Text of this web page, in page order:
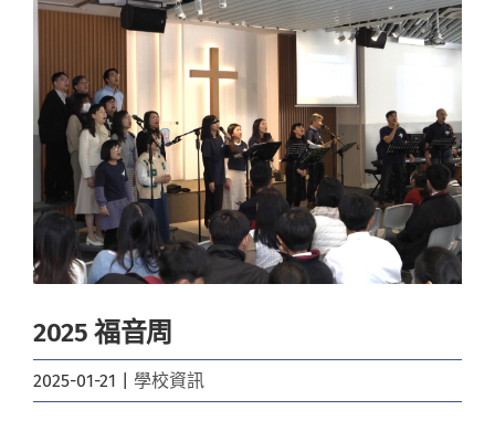
View
Larger
Image
2025 福音周
2025-01-21 學校資訊